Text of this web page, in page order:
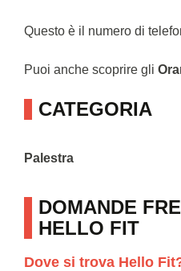
Questo è il numero di
Puoi anche scoprire gli
CATEGORIA
Palestra
DOMANDE
HELLO FIT
Dove si trova Hello